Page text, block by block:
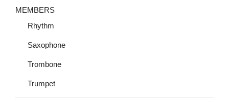
MEMBERS
Rhythm
Saxophone
Trombone
Trumpet